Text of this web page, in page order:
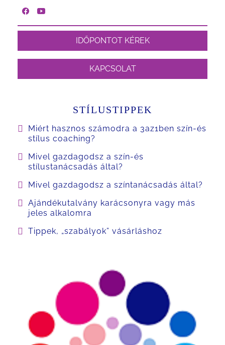
IDŐPONTOT KÉREK
KAPCSOLAT
STÍLUSTIPPEK
Miért hasznos számodra a 3az1ben szín-és
stílus coaching?
Mivel gazdagodsz a szín-és
stílustanácsadás által?
Mivel gazdagodsz a színtanácsadás által?
Ajándékutalvány karácsonyra vagy más
jeles alkalomra
Tippek, „szabályok” vásárláshoz